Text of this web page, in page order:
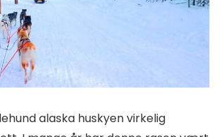
alaska huskyen virkelig